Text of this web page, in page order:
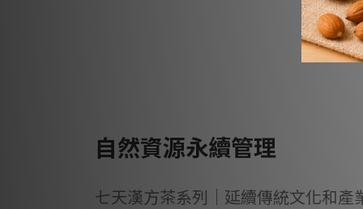
自然資源永續管理
七天漢方茶系列｜延續傳統文化和產